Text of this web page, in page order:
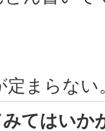
定まらな
てはいか